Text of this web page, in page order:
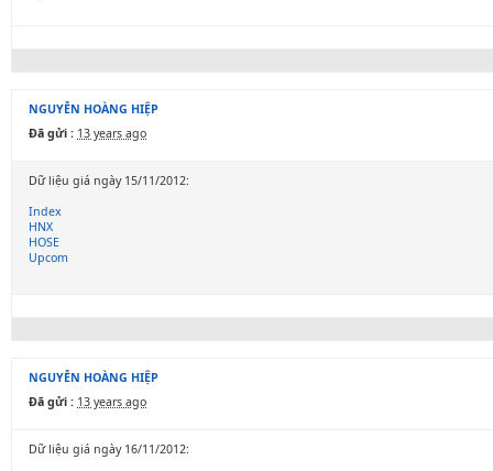
NGUYỄN HOÀNG HIỆP
Đã gửi : 13 years ago
Dữ liệu giá ngày 15/11/2012:
Index
HNX
HOSE
Upcom
NGUYỄN HOÀNG HIỆP
Đã gửi : 13 years ago
Dữ liệu giá ngày 16/11/2012: